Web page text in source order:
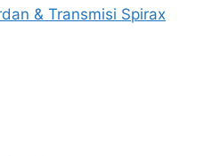
& Transmisi Spirax